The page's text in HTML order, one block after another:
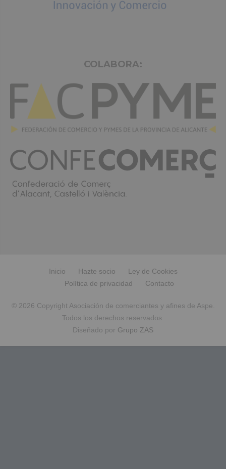
COLABORA:
Inicio Hazte socio
Ley de Cookies
Política de privacidad
Contacto
© 2026 Copyright Asociación de comerciantes y afines de Aspe.
Todos los derechos reservados.
Diseñado por Grupo ZAS